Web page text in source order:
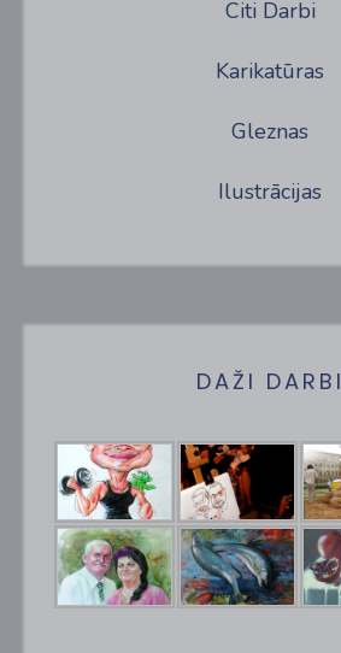
Citi Darbi
Karikatūras
Gleznas
Ilustrācijas
DAŽI DARBI